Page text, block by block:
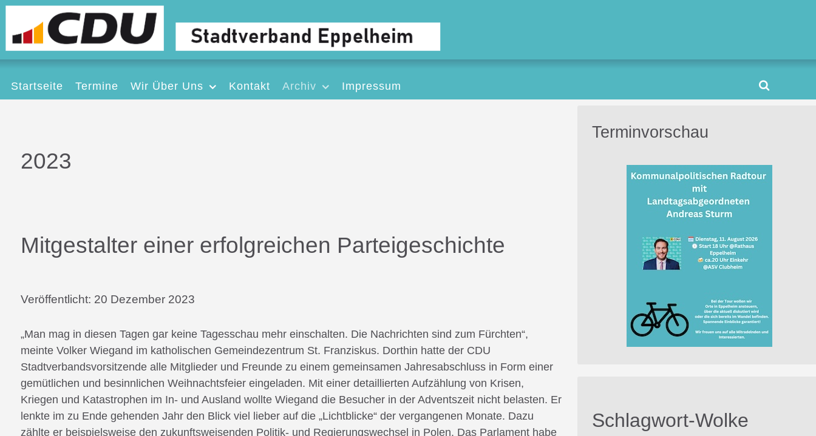
Startseite Termine Wir Über Uns Kontakt Archiv Impressum
2023
Mitgestalter einer erfolgreichen Parteigeschichte
Veröffentlicht: 20 Dezember 2023
„Man mag in diesen Tagen gar keine Tagesschau mehr einschalten. Die Nachrichten sind zum Fürchten“,
meinte Volker Wiegand im katholischen Gemeindezentrum St. Franziskus. Dorthin hatte der CDU
Stadtverbandsvorsitzende alle Mitglieder und Freunde zu einem gemeinsamen Jahresabschluss in Form einer
gemütlichen und besinnlichen Weihnachtsfeier eingeladen. Mit einer detaillierten Aufzählung von Krisen,
Kriegen und Katastrophen im In- und Ausland wollte Wiegand die Besucher in der Adventszeit nicht belasten. Er
lenkte im zu Ende gehenden Jahr den Blick viel lieber auf die „Lichtblicke“ der vergangenen Monate. Dazu
zählte er beispielsweise den zukunftsweisenden Politik- und Regierungswechsel in Polen. Das Parlament habe
Terminvorschau
Schlagwort-Wolke